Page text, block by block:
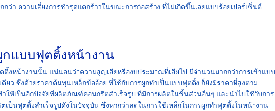
ว่า ความเสี่ยงการชำรุดแตกร้าวในขณะการก่อสร้าง ที่ไม่เกิดขึ้นเลยแบบร้อยเปอร์เซ็นต์
กแบบฟุตติ้งหน้างาน
ติ้งหน้างานนั้น แน่นอนว่าความสูญเสียหรืองบประมาณที่เสียไป มีจำนวนมากกว่าการเข้าแบบ
ยว ซึ่งด้วยราคาต้นทุนเหล็กข้ออ้อย ที่ใช้กับการผูกทำเป็นแบบฟุตติ้ง ก็ยังมีราคาที่สูงตาม
ให้เป็นอีกปัจจัยที่ผลิตภัณฑ์คอนกรีตสำเร็จรูป ที่มีการผลิตในชิ้นส่วนอื่นๆ และนำไปใช้กับการ
เป็นฟุตติ้งสำเร็จรูปดังในปัจจุบัน ซึ่งหากว่าลดในการใช้เหล็กในการผูกทำฟุตติ้งในหน้างาน